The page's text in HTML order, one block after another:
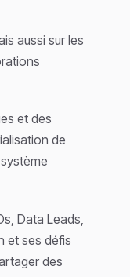
aussi sur les
et des
de
Data Leads,
et ses défis
des